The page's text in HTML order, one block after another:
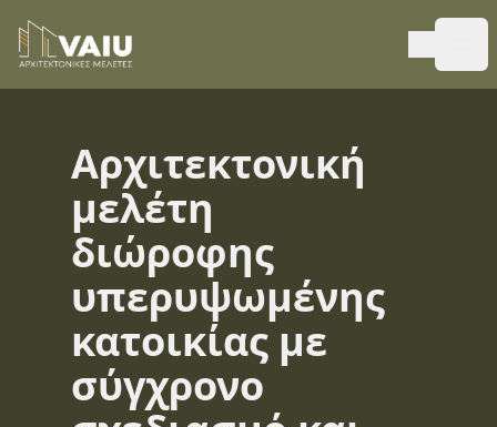
Αρχιτεκτονική
μελέτη
διώροφης
υπερυψωμένης
κατοικίας με
σύγχρονο